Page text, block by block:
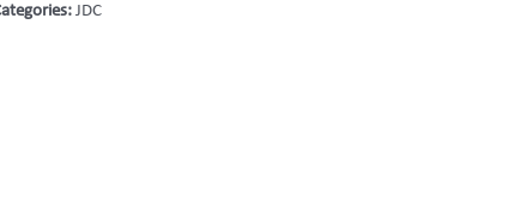
JDC